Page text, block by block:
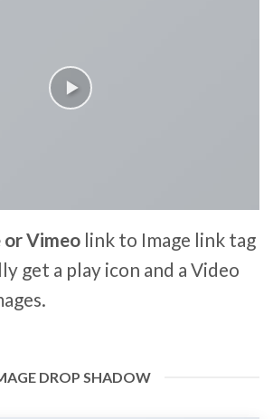
or Vimeo link to Image link tag
get a play icon and a Video
DROP SHADOW